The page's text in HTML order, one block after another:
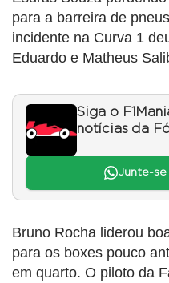
para a barreira de
incidente na Curva 1
Eduardo e Matheus
Siga o
notícias da
Junte-se
Bruno Rocha liderou
para os boxes pouco
em quarto. O piloto da